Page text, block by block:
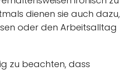
dienen sie auch dazu,
oder den Arbeitsalltag
zu beachten, dass